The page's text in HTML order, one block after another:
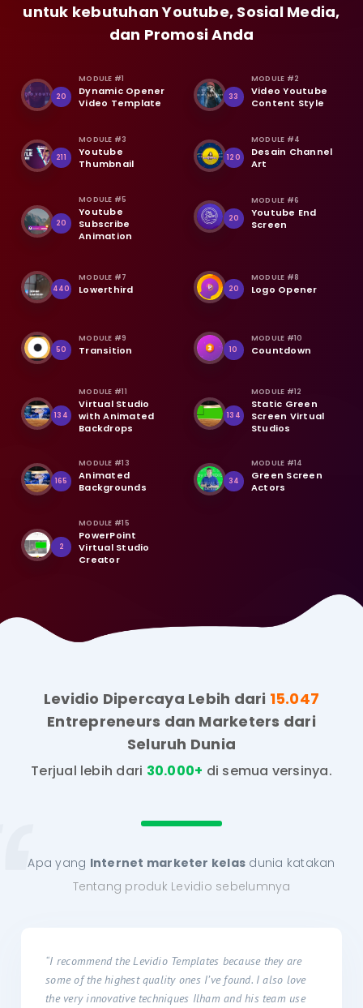
untuk kebutuhan Youtube, Sosial Media,
dan Promosi Anda
20
MODULE #1
Dynamic Opener
Video Template
33
MODULE #2
Video Youtube
Content Style
211
MODULE #3
Youtube
Thumbnail
120
MODULE #4
Desain Channel
Art
20
MODULE #5
Youtube
Subscribe
Animation
20
MODULE #6
Youtube End
Screen
440
MODULE #7
Lowerthird 20
MODULE #8
Logo Opener
50
MODULE #9
Transition 10
MODULE #10
Countdown
134
MODULE #11
Virtual Studio
with Animated
Backdrops
134
MODULE #12
Static Green
Screen Virtual
Studios
165
MODULE #13
Animated
Backgrounds
34
MODULE #14
Green Screen
Actors
2
MODULE #15
PowerPoint
Virtual Studio
Creator
Levidio Dipercaya Lebih dari 15.047
Entrepreneurs dan Marketers dari
Seluruh Dunia
Terjual lebih dari 30.000+ di semua versinya.
Apa yang Internet marketer kelas dunia katakan
Tentang produk Levidio sebelumnya
“I recommend the Levidio Templates because they are
some of the highest quality ones I’ve found. I also love
the very innovative techniques Ilham and his team use